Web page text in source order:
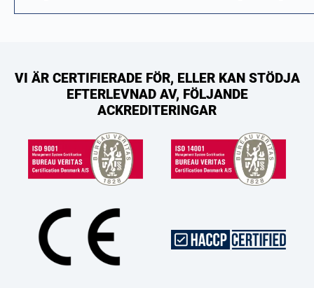
VI ÄR CERTIFIERADE FÖR, ELLER KAN STÖDJA
EFTERLEVNAD AV, FÖLJANDE
ACKREDITERINGAR